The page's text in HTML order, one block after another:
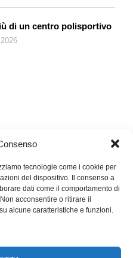
tecnologie come i cookie per
del dispositivo. Il consenso a
dati come il comportamento di
acconsentire o ritirare il
alcune caratteristiche e funzioni.
di un centro polisportivo